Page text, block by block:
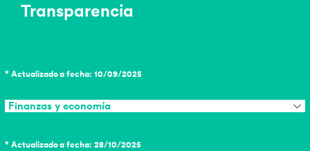
Transparencia
* Actualizado a fecha: 10/09/2025
Finanzas y economía
* Actualizado a fecha: 28/10/2025